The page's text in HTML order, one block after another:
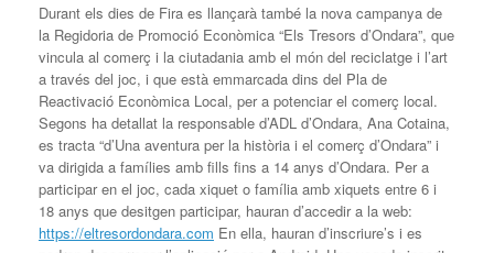
Durant els dies de Fira es llançarà també la nova campanya de
la Regidoria de Promoció Econòmica “Els Tresors d’Ondara”, que
vincula al comerç i la ciutadania amb el món del reciclatge i l’art
a través del joc, i que està emmarcada dins del Pla de
Reactivació Econòmica Local, per a potenciar el comerç local.
Segons ha detallat la responsable d’ADL d’Ondara, Ana Cotaina,
es tracta “d’Una aventura per la història i el comerç d’Ondara” i
va dirigida a famílies amb fills fins a 14 anys d’Ondara. Per a
participar en el joc, cada xiquet o família amb xiquets entre 6 i
18 anys que desitgen participar, hauran d’accedir a la web:
https://eltresordondara.com En ella, hauran d’inscriure’s i es